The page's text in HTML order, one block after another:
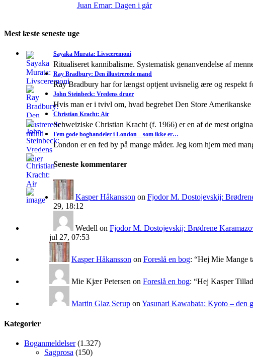
Juan Emar: Dagen i går
Mest læste seneste uge
Sayaka Murata: Livsceremoni
Ritualiseret kannibalisme. Systematisk genanvendelse af
Ray Bradbury: Den illustrerede mand
Ray Bradbury har for længst optjent uvisnelig ære og respekt
John Steinbeck: Vredens druer
Hvis man er i tvivl om, hvad begrebet Den Store
Christian Kracht: Air
Schweiziske Christian Kracht (f. 1966) er en af de mest
Fem gode boghandeler i London – som ikke er…
London er en fed by på mange måder. Jeg kom hjem med
Seneste kommentarer
Kasper Håkansson on Fjodor M. Dostojevskij:
29, 18:12
Wedell on Fjodor M. Dostojevskij: Brødrene
jul 27, 07:53
Kasper Håkansson on Foreslå en bog: “Hej Mie Mange
Mie Kjær Petersen on Foreslå en bog: “Hej Kasper
Martin Glaz Serup onYasunari Kawabata: Kyoto – den
Kategorier
Boganmeldelser(1.327)
Sagprosa (150)